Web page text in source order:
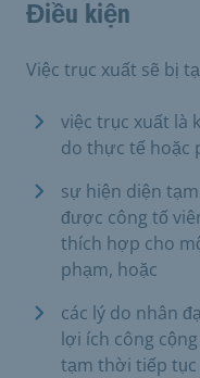
Điều kiện
Việc trục xuất sẽ bị
việc trục xuất là
do thực tế hoặc
sự hiện diện
được công tố
thích hợp cho
phạm, hoặc
các lý do nhân
lợi ích công
tạm thời tiếp